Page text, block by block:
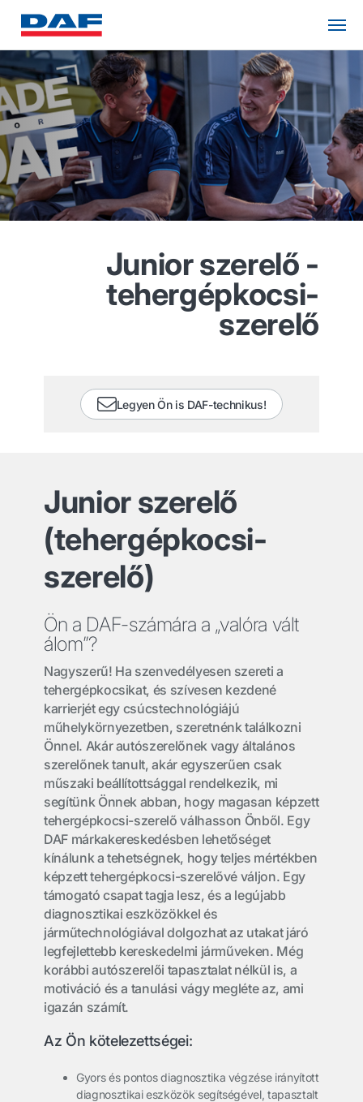
Junior szerelő -
tehergépkocsi-
szerelő
Legyen Ön is DAF-technikus!
Junior szerelő
(tehergépkocsi-
szerelő)
Ön a DAF-számára a „valóra vált
álom”?
Nagyszerű! Ha szenvedélyesen szereti a
tehergépkocsikat, és szívesen kezdené
karrierjét egy csúcstechnológiájú
műhelykörnyezetben, szeretnénk találkozni
Önnel. Akár autószerelőnek vagy általános
szerelőnek tanult, akár egyszerűen csak
műszaki beállítottsággal rendelkezik, mi
segítünk Önnek abban, hogy magasan képzett
tehergépkocsi-szerelő válhasson Önből. Egy
DAF márkakereskedésben lehetőséget
kínálunk a tehetségnek, hogy teljes mértékben
képzett tehergépkocsi-szerelővé váljon. Egy
támogató csapat tagja lesz, és a legújabb
diagnosztikai eszközökkel és
járműtechnológiával dolgozhat az utakat járó
legfejlettebb kereskedelmi járműveken. Még
korábbi autószerelői tapasztalat nélkül is, a
motiváció és a tanulási vágy megléte az, ami
igazán számít.
Az Ön kötelezettségei:
Gyors és pontos diagnosztika végzése irányított
diagnosztikai eszközök segítségével, tapasztalt